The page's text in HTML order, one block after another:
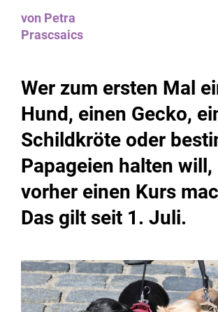
von Petra
Prascsaics
Wer zum ersten Mal
Hund, einen Gecko,
Schildkröte oder
Papageien halten will,
vorher einen Kurs
Das gilt seit 1. Juli.